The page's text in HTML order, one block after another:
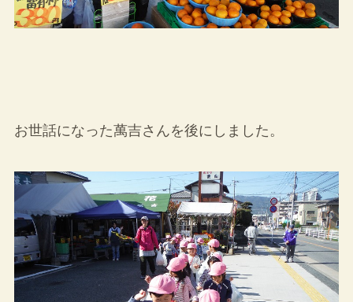
お世話になった萬吉さんを後にしました。